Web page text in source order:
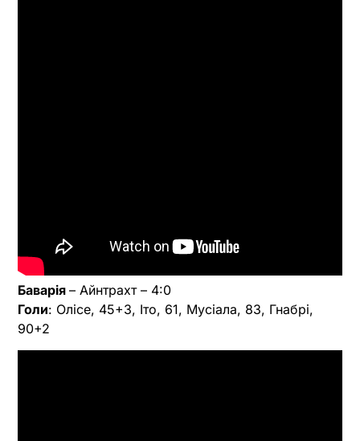
Баварія – Айнтрахт – 4:0
Голи: Олісе, 45+3, Іто, 61, Мусіала, 83, Гнабрі,
90+2